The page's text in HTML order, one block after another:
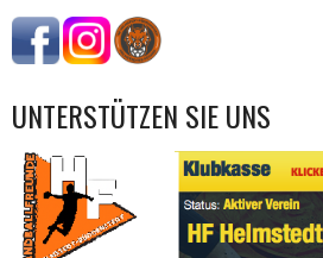
UNTERSTÜTZEN SIE UNS